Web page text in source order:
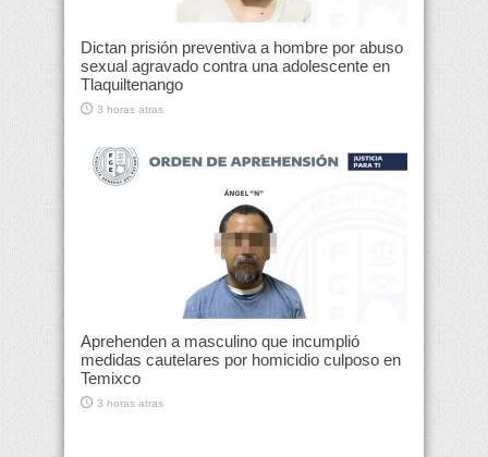
Dictan prisión preventiva a hombre por abuso
sexual agravado contra una adolescente en
Tlaquiltenango
3 horas atras
Aprehenden a masculino que incumplió
medidas cautelares por homicidio culposo en
Temixco
3 horas atras